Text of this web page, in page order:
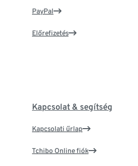
PayPal
Előrefizetés
Kapcsolat & segítség
Kapcsolati űrlap
Tchibo Online fiók